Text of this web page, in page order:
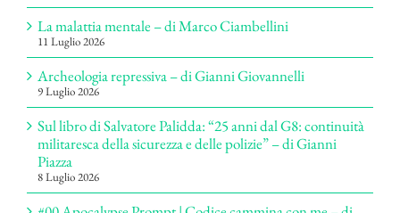
La malattia mentale – di Marco Ciambellini
11 Luglio 2026
Archeologia repressiva – di Gianni Giovannelli
9 Luglio 2026
Sul libro di Salvatore Palidda: “25 anni dal G8: continuità
militaresca della sicurezza e delle polizie” – di Gianni
Piazza
8 Luglio 2026